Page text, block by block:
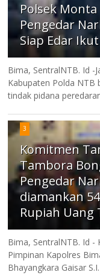
Polsek
Pengedar
Siap Edar
Bima, SentralNTB. Id -
Kabupaten Polda NTB
tindak pidana
3
Komitmen
Tambora
Pengedar
diamankan
Rupiah
Bima, SentralNTB. Id
Pimpinan Kapolres
Bhayangkara Gaisar